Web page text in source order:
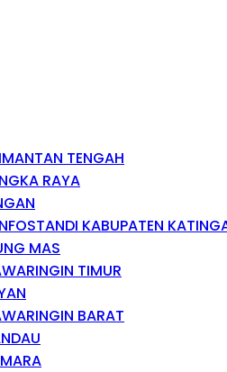
TENGAH
RAYA
KABUPATEN
MAS
TIMUR
BARAT